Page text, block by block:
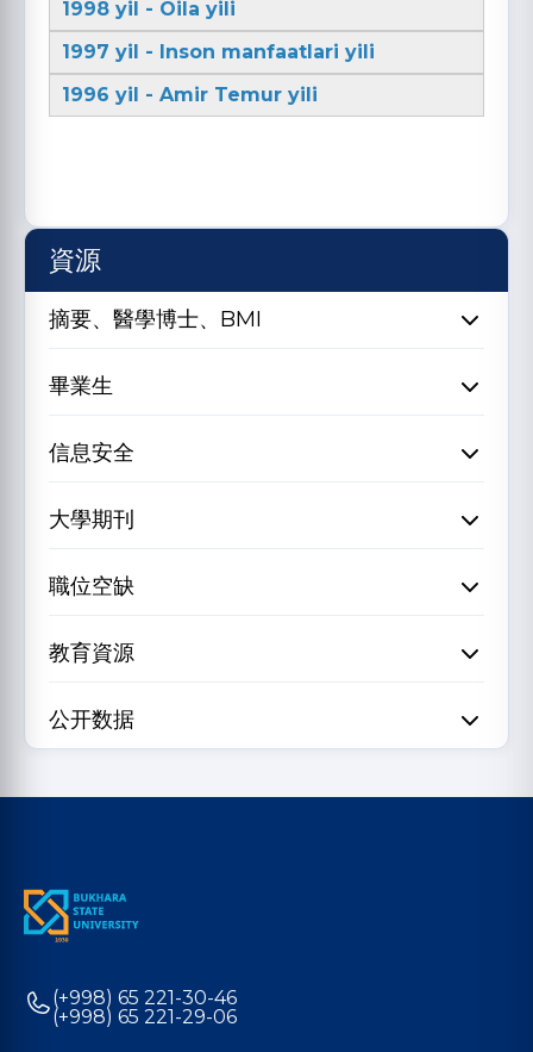
1998 yil - Oila yili
1997 yil - Inson manfaatlari yili
1996 yil - Amir Temur yili
資源
摘要、醫學博士、BMI
畢業生
信息安全
大學期刊
職位空缺
教育資源
公开数据
(+998) 65 221-30-46
(+998) 65 221-29-06